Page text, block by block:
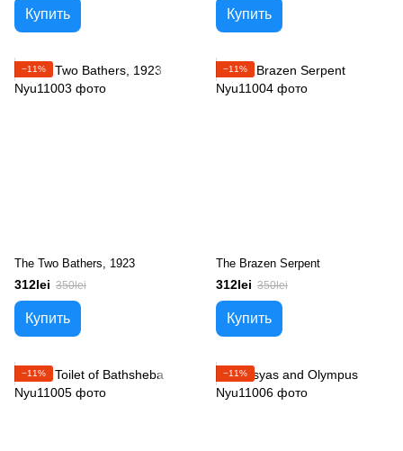
Купить Купить
−11%
The Two Bathers, 1923
312lei 350lei
Купить
−11%
The Brazen Serpent
312lei 350lei
Купить
−11% −11%